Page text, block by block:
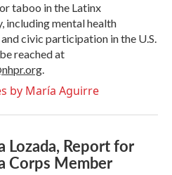
taboo in the Latinx
including mental health
civic participation in the U.S.
reached at
.
by María Aguirre
Lozada, Report for
Corps Member